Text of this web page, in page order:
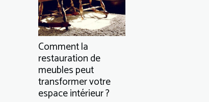
Comment la
restauration de
meubles peut
transformer votre
espace intérieur ?